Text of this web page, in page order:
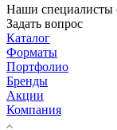
Наши специалисты
Задать вопрос
Каталог
Форматы
Портфолио
Бренды
Акции
Компания